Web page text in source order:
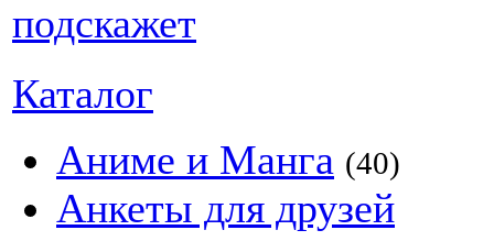
Каталог
Аниме и Манга (40)
Анкеты для друзей